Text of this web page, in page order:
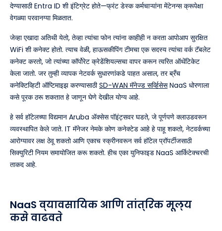
देण्यासाठी Entra ID शी इंटिग्रेट होते—फ्रंट डेस्क कर्मचाऱ्यांना मेंटेनन्स क्रूपेक्षा
वेगळ्या परवानग्या मिळतात.
जेव्हा एखादा अतिथी येतो, तेव्हा त्यांचा फोन त्यांना काहीही न करता आपोआप सुरक्षित
WiFi शी कनेक्ट होतो. त्याच वेळी, हाऊसकीपिंग टीमचा एक सदस्य त्यांचा वर्क टॅबलेट
कनेक्ट करतो, जो त्यांच्या कॉर्पोरेट क्रेडेंशियल्सचा वापर करून त्वरित ऑथेंटिकेट
केला जातो. जर तुम्ही व्यापक नेटवर्क सुधारणांकडे पाहत असाल, तर ब्रँच
कनेक्टिव्हिटी ऑप्टिमाइझ करण्यासाठीSD-WAN मॅनेज्ड सर्व्हिसेसNaaS धोरणाला
कसे पूरक ठरू शकतात हे जाणून घेणे देखील योग्य आहे.
हे सर्व हॉटेलच्या विद्यमान Aruba ॲक्सेस पॉइंट्सवर घडते, जे पूर्णपणे क्लाउडवरून
व्यवस्थापित केले जाते. IT मॅनेजर नेमके कोण कनेक्टेड आहे हे पाहू शकतो, नेटवर्कच्या
आरोग्यावर लक्ष ठेवू शकतो आणि एकाच स्क्रीनवरून सर्व हॉटेल प्रॉपर्टीजसाठी
सिक्युरिटी नियम समायोजित करू शकतो. हीच एका युनिफाइड NaaS आर्किटेक्चरची
ताकद आहे.
NaaS व्यावसायिक आणि तांत्रिक मूल्य
कसे वाढवते